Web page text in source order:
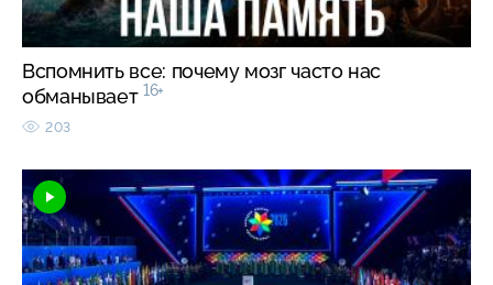
Вспомнить все: почему мозг часто нас
обманывает 16+
203